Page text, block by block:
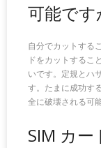
可能です
自分でカットする
ドをカットするこ
いです。定規とハ
す。たまに成功す
全に破壊される可
SIM カ